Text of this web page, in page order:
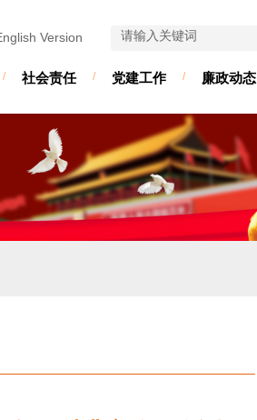
Version
/ 社会责任 / 党建工作 / 廉政动态